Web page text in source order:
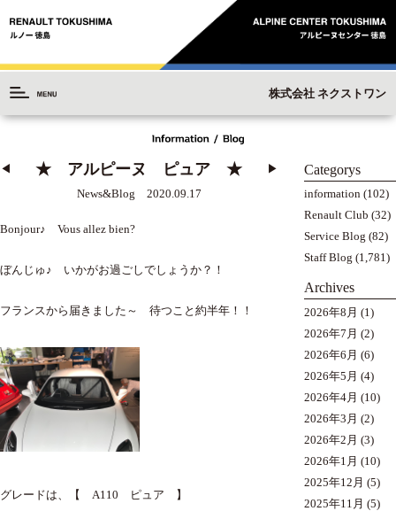
株式会社 ネクストワン
◀︎ ★ アルピーヌ ピュア ★
News&Blog 2020.09.17
▶︎
Bonjour♪ Vous allez bien?
ぼんじゅ♪ いかがお過ごしでしょうか？！
フランスから届きました～ 待つこと約半年！！
グレードは、【 A110 ピュア 】
Categorys
information (102)
Renault Club (32)
Service Blog (82)
Staff Blog (1,781)
Archives
2026年8月 (1)
2026年7月 (2)
2026年6月 (6)
2026年5月 (4)
2026年4月 (10)
2026年3月 (2)
2026年2月 (3)
2026年1月 (10)
2025年12月 (5)
2025年11月 (5)